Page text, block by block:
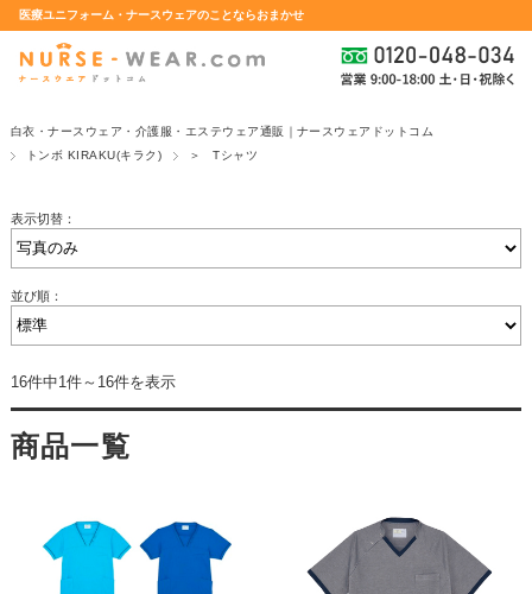
医療ユニフォーム・ナースウェアのことならおまかせ
白衣・ナースウェア・介護服・エステウェア通販｜ナースウェアドットコム
トンボ KIRAKU(キラク)
＞ Tシャツ
表示切替：
並び順：
16件中1件～16件を表示
商品一覧